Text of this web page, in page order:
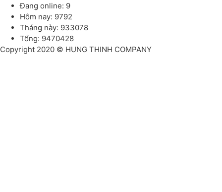
Đang online: 9
Hôm nay: 9792
Tháng này: 933078
Tổng: 9470428
Copyright 2020 © HUNG THINH COMPANY